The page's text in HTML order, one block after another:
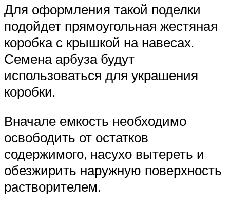
Для оформления такой поделки
подойдет прямоугольная жестяная
коробка с крышкой на навесах.
Семена арбуза будут
использоваться для украшения
коробки.
Вначале емкость необходимо
освободить от остатков
содержимого, насухо вытереть и
обезжирить наружную поверхность
растворителем.